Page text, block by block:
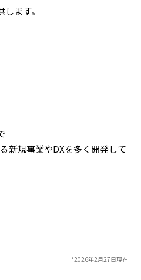
ます。
新規事業やDXを多く開発して
*2026年2月27日現在